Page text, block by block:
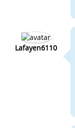
Lafayen6110